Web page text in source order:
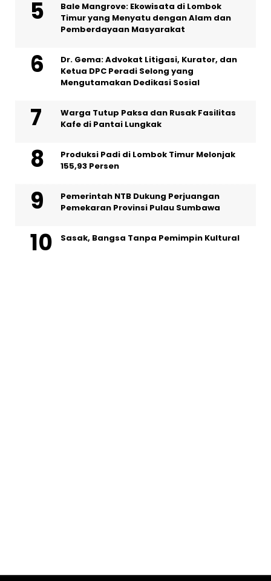
Bale Mangrove: Ekowisata di Lombok
Timur yang Menyatu dengan Alam dan
Pemberdayaan Masyarakat
Dr. Gema: Advokat Litigasi, Kurator, dan
Ketua DPC Peradi Selong yang
Mengutamakan Dedikasi Sosial
Warga Tutup Paksa dan Rusak Fasilitas
Kafe di Pantai Lungkak
Produksi Padi di Lombok Timur Melonjak
155,93 Persen
Pemerintah NTB Dukung Perjuangan
Pemekaran Provinsi Pulau Sumbawa
Sasak, Bangsa Tanpa Pemimpin Kultural